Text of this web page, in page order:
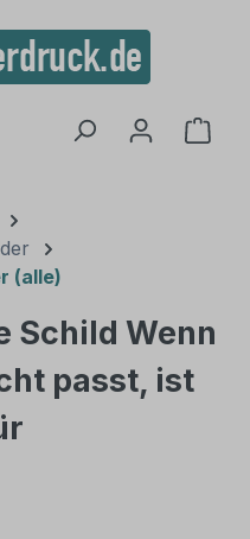
(alle)
Schild Wenn
passt, ist